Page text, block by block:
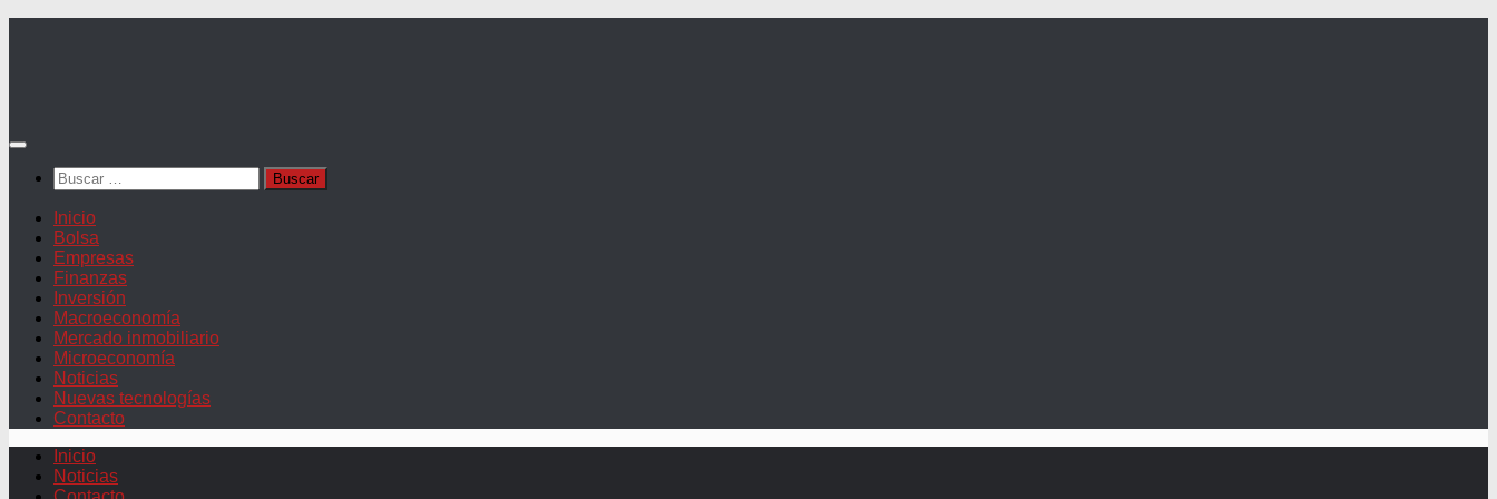
Buscar:
Inicio
Bolsa
Empresas
Finanzas
Inversión
Macroeconomía
Mercado inmobiliario
Microeconomía
Noticias
Nuevas tecnologías
Contacto
Inicio
Noticias